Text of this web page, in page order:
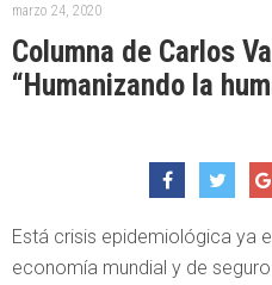
marzo 24, 2020
Columna de Carlos
“Humanizando la
Está crisis epidemiológica ya
economía mundial y de